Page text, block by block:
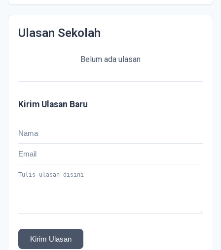
Ulasan Sekolah
Belum ada ulasan
Kirim Ulasan Baru
Kirim Ulasan